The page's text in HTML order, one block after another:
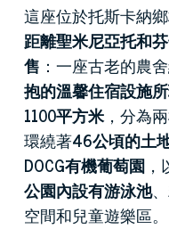
這座位於托斯卡納
距離聖米尼亞托和
售 ：一座古老的農
抱的溫馨住宿設施
1100平方米，分為
環繞著46公頃的土
DOCG有機葡萄園
公園內設有游泳池
空間和兒童遊樂區。